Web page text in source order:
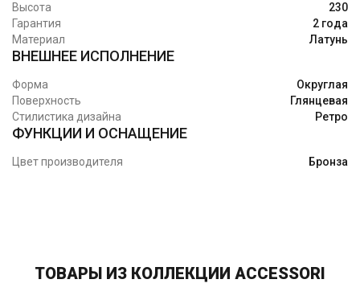
Высота
230
Гарантия
2 года
Материал
Латунь
ВНЕШНЕЕ ИСПОЛНЕНИЕ
Форма
Округлая
Поверхность
Глянцевая
Стилистика дизайна
Ретро
ФУНКЦИИ И ОСНАЩЕНИЕ
Цвет производителя Бронза
ТОВАРЫ ИЗ КОЛЛЕКЦИИ ACCESSORI